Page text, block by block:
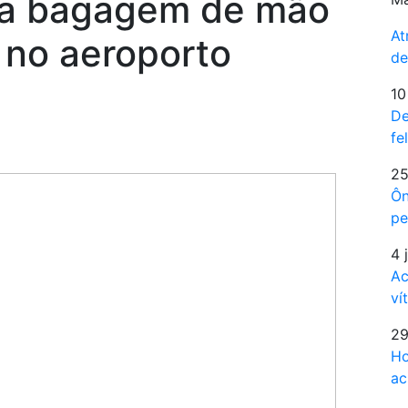
bagagem de mão
aeroporto
4